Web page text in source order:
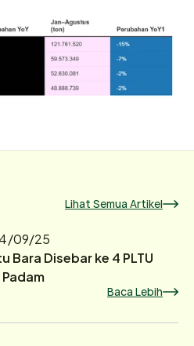
Lihat Semua Artikel
09/25
Bara Disebar ke 4 PLTU
Baca Lebih